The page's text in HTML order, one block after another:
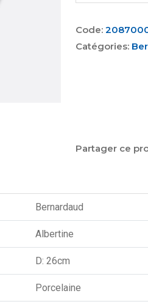
Code:
Catégories:
Partager ce
Bernardaud
Albertine
D: 26cm
Porcelaine